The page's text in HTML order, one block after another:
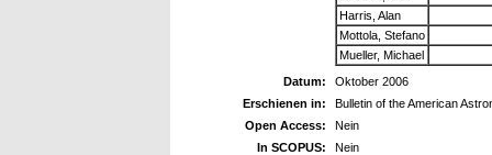
Harris, Alan
Mottola, Stefano
Mueller, Michael
Datum:
Oktober 2006
Erschienen in:
Bulletin of the American
Open Access:
Nein
In SCOPUS:
Nein